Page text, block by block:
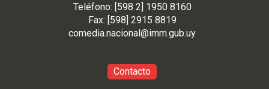
Teléfono: [598 2] 1950 8160
Fax: [598] 2915 8819
comedia.nacional@imm.gub.uy
Contacto